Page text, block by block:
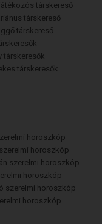
társkereső
társkereső
társkereső
társkeresők
társkeresők
horoszkóp
horoszkóp
szerelmi horoszkóp
horoszkóp
szerelmi horoszkóp
horoszkóp